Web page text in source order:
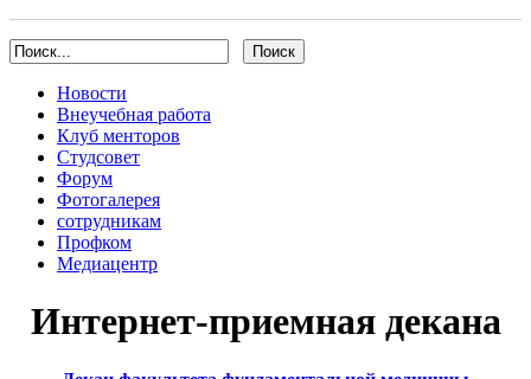
Новости
Внеучебная работа
Клуб менторов
Студсовет
Форум
Фотогалерея
сотрудникам
Профком
Медиацентр
Интернет-приемная декана